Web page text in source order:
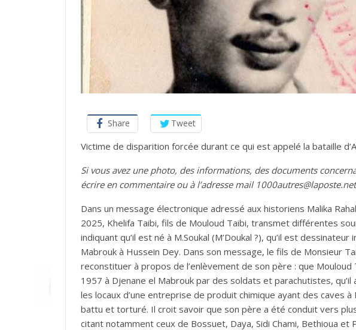
Share Tweet
Victime de disparition forcée durant ce qui est appelé la bataille
Si vous avez une photo, des informations, des documents
écrire en commentaire ou à l’adresse mail
Dans un message électronique adressé aux historiens Malika
2025, Khelifa Taibi, fils de Mouloud Taibi, transmet différentes
indiquant qu’il est né à M.Soukal (M’Doukal ?), qu’il est
Mabrouk à Hussein Dey. Dans son message, le fils de Monsieur
reconstituer à propos de l’enlèvement de son père : que
1957 à Djenane el Mabrouk par des soldats et parachutistes,
les locaux d’une entreprise de produit chimique ayant des caves
battu et torturé. Il croit savoir que son père a été conduit vers
citant notamment ceux de Bossuet, Daya, Sidi Chami, Bethioua et